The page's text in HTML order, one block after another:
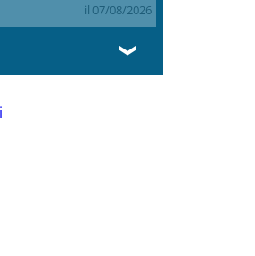
il 07/08/2026
❯